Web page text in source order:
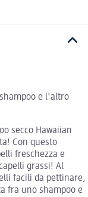
e l'altro
secco Hawaiian
Con questo
freschezza e
grassi! Al
facili da pettinare,
fra uno shampoo e